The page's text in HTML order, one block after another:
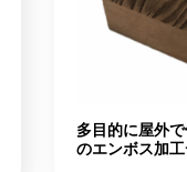
多目的に屋外
のエンボス加